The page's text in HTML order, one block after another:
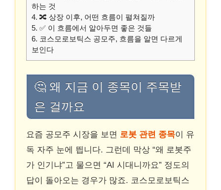
하는 것
4. 🔀 상장 이후, 어떤 흐름이 펼쳐질까
5. ✅ 이 흐름에서 알아두면 좋은 것들
6. 코스모로보틱스 공모주, 흐름을 알면 다르게
보인다
🤔 왜 지금 이 종목이 주목받
은 걸까요
요즘 공모주 시장을 보면 로봇 관련 종목이 유
독 자주 눈에 띕니다. 그런데 막상 “왜 로봇주
가 인기냐”고 물으면 “AI 시대니까요” 정도의
답이 돌아오는 경우가 많죠. 코스모로보틱스